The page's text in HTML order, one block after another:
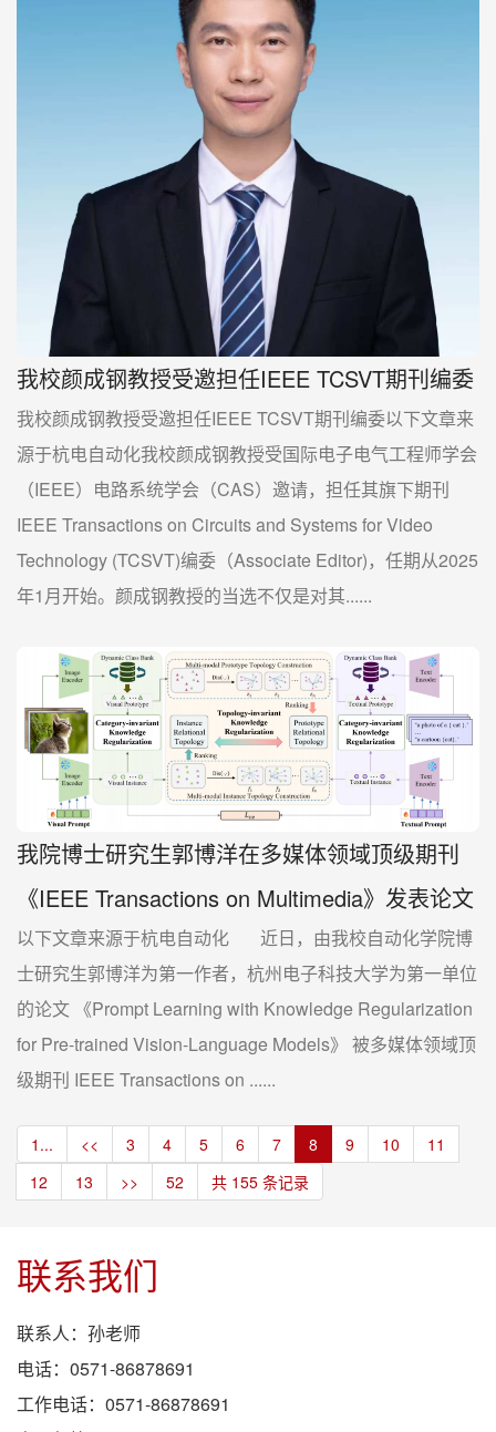
我校颜成钢教授受邀担任IEEE TCSVT期刊编委
我校颜成钢教授受邀担任IEEE TCSVT期刊编委以下文章来
源于杭电自动化我校颜成钢教授受国际电子电气工程师学会
（IEEE）电路系统学会（CAS）邀请，担任其旗下期刊
IEEE Transactions on Circuits and Systems for Video
Technology (TCSVT)编委（Associate Editor)，任期从2025
年1月开始。颜成钢教授的当选不仅是对其......
我院博士研究生郭博洋在多媒体领域顶级期刊
《IEEE Transactions on Multimedia》发表论文
以下文章来源于杭电自动化 近日，由我校自动化学院博
士研究生郭博洋为第一作者，杭州电子科技大学为第一单位
的论文 《Prompt Learning with Knowledge Regularization
for Pre-trained Vision-Language Models》 被多媒体领域顶
级期刊 IEEE Transactions on ......
1... << 3 4 5 6 7 8 9 10
11
12
13 >> 52 共 155 条记录
联系我们
联系人：孙老师
电话：0571-86878691
工作电话：0571-86878691